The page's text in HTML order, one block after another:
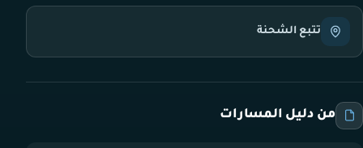
تتبع الشحنة
من دليل المسارات